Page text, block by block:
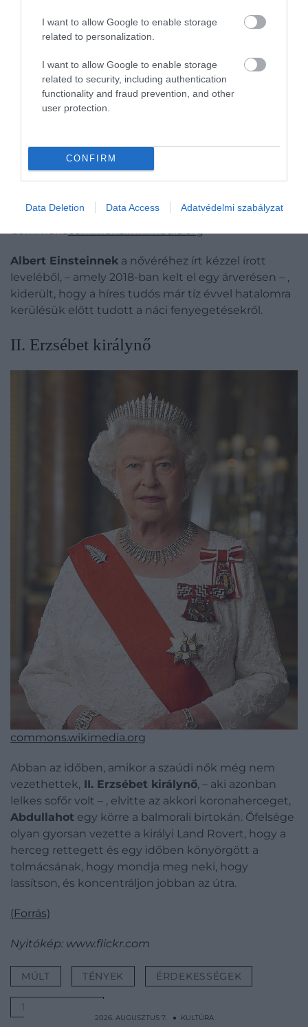
I want to allow Google to enable storage
related to personalization.
I want to allow Google to enable storage
related to security, including authentication
functionality and fraud prevention, and other
user protection.
CONFIRM
Data Deletion Data Access Adatvédelmi szabályzat
File:Albert Einstein Head.jpg - Wikimedia
Commonscommons.wikimedia.org
Albert Einsteinnek a nővéréhez írt kézzel írott
leveléből, – amely 2018-ban kelt el egy árverésen – ,
kiderült, hogy a híres tudós már tíz évvel hatalomra
kerülésük előtt tudott a náci fenyegetésekről.
II. Erzsébet királynő
commons.wikimedia.org
Abban az időben, amikor a szaúdi nők még nem
vezethettek, II. Erzsébet királynő, – aki azonban
lelkes sofőr volt – , elvitte az akkori koronaherceget,
Abdullahot egy körre a balmorali birtokán. Őfelsége
olyan gyorsan vezette a királyi Land Rovert, hogy a
herceg rettegett és egy időben könyörgött a
tolmácsának, hogy mondja meg neki, hogy
lassítson, és koncentráljon jobban az útra.
(Forrás)
Nyitókép: www.flickr.com
MÚLT TÉNYEK ÉRDEKESSÉGEK
TÖRTÉNELEM
2026. AUGUSZTUS 7. ● KULTÚRA